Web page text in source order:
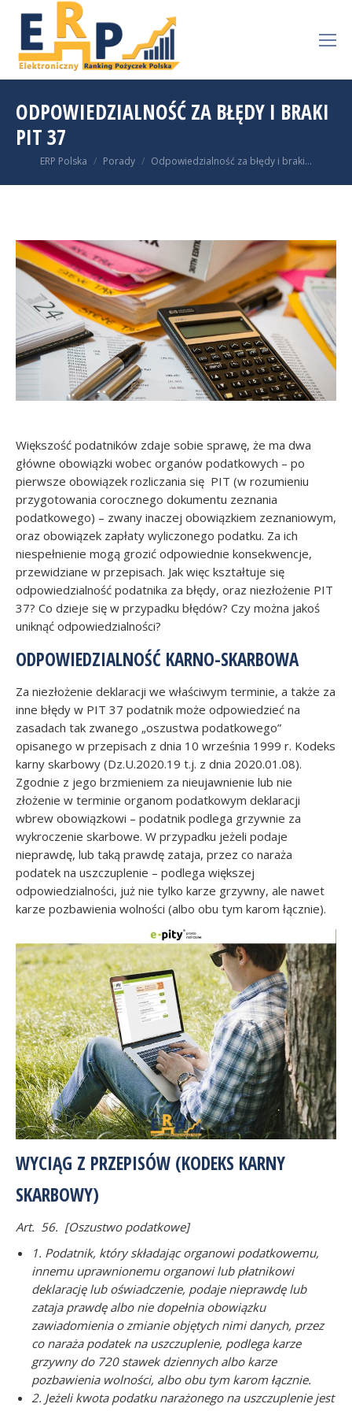
ODPOWIEDZIALNOŚĆ ZA BŁĘDY I BRAKI
PIT 37
You are here:
ERP Polska Porady Odpowiedzialność za błędy i braki…
Większość podatników zdaje sobie sprawę, że ma dwa
główne obowiązki wobec organów podatkowych – po
pierwsze obowiązek rozliczania się PIT (w rozumieniu
przygotowania corocznego dokumentu zeznania
podatkowego) – zwany inaczej obowiązkiem zeznaniowym,
oraz obowiązek zapłaty wyliczonego podatku. Za ich
niespełnienie mogą grozić odpowiednie konsekwencje,
przewidziane w przepisach. Jak więc kształtuje się
odpowiedzialność podatnika za błędy, oraz niezłożenie PIT
37? Co dzieje się w przypadku błędów? Czy można jakoś
uniknąć odpowiedzialności?
ODPOWIEDZIALNOŚĆ KARNO-SKARBOWA
Za niezłożenie deklaracji we właściwym terminie, a także za
inne błędy w PIT 37 podatnik może odpowiedzieć na
zasadach tak zwanego „oszustwa podatkowego”
opisanego w przepisach z dnia 10 września 1999 r. Kodeks
karny skarbowy (Dz.U.2020.19 t.j. z dnia 2020.01.08).
Zgodnie z jego brzmieniem za nieujawnienie lub nie
złożenie w terminie organom podatkowym deklaracji
wbrew obowiązkowi – podatnik podlega grzywnie za
wykroczenie skarbowe. W przypadku jeżeli podaje
nieprawdę, lub taką prawdę zataja, przez co naraża
podatek na uszczuplenie – podlega większej
odpowiedzialności, już nie tylko karze grzywny, ale nawet
karze pozbawienia wolności (albo obu tym karom łącznie).
WYCIĄG Z PRZEPISÓW (KODEKS KARNY
SKARBOWY)
Art. 56. [Oszustwo podatkowe]
1. Podatnik, który składając organowi podatkowemu,
innemu uprawnionemu organowi lub płatnikowi
deklarację lub oświadczenie, podaje nieprawdę lub
zataja prawdę albo nie dopełnia obowiązku
zawiadomienia o zmianie objętych nimi danych, przez
co naraża podatek na uszczuplenie, podlega karze
grzywny do 720 stawek dziennych albo karze
pozbawienia wolności, albo obu tym karom łącznie.
2. Jeżeli kwota podatku narażonego na uszczuplenie jest